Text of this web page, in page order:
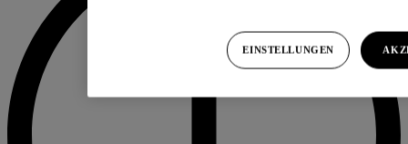
EINSTELLUNGEN